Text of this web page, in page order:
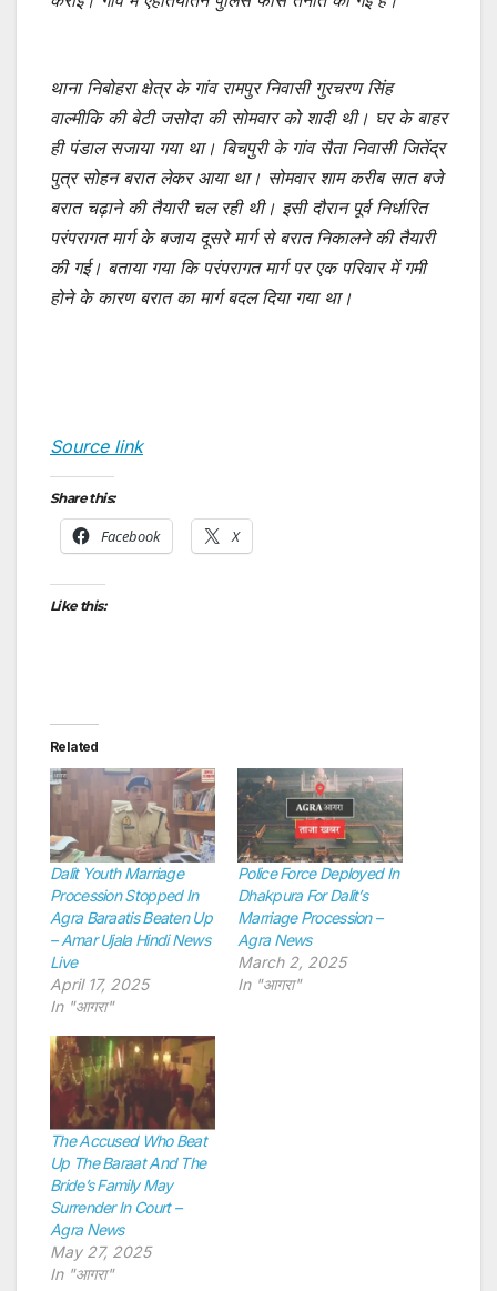
थाना निबोहरा क्षेत्र के गांव रामपुर निवासी गुरचरण सिंह
वाल्मीकि की बेटी जसोदा की सोमवार को शादी थी। घर के बाहर
ही पंडाल सजाया गया था। बिचपुरी के गांव सैता निवासी जितेंद्र
पुत्र सोहन बरात लेकर आया था। सोमवार शाम करीब सात बजे
बरात चढ़ाने की तैयारी चल रही थी। इसी दौरान पूर्व निर्धारित
परंपरागत मार्ग के बजाय दूसरे मार्ग से बरात निकालने की तैयारी
की गई। बताया गया कि परंपरागत मार्ग पर एक परिवार में गमी
होने के कारण बरात का मार्ग बदल दिया गया था।
Source link
Share this:
Facebook X
Like this:
Related
Dalit Youth Marriage
Procession Stopped In
Agra Baraatis Beaten Up
– Amar Ujala Hindi News
Live
April 17, 2025
In "आगरा"
Police Force Deployed In
Dhakpura For Dalit’s
Marriage Procession –
Agra News
March 2, 2025
In "आगरा"
The Accused Who Beat
Up The Baraat And The
Bride’s Family May
Surrender In Court –
Agra News
May 27, 2025
In "आगरा"